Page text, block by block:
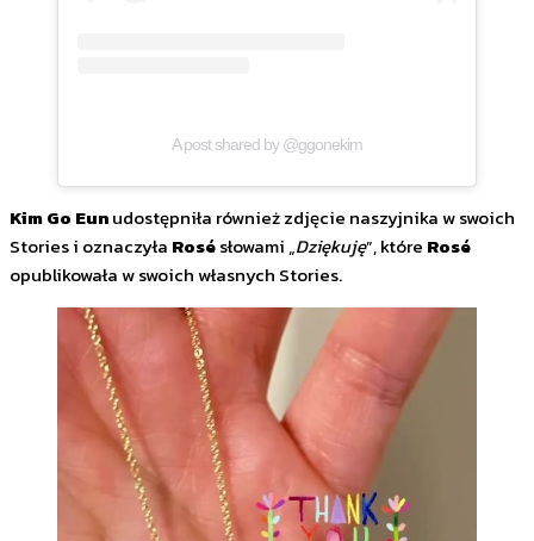
A post shared by @ggonekim
Kim Go Eunudostępniła również zdjęcie naszyjnika w swoich
Stories i oznaczyła Rosésłowami „Dziękuję”, które Rosé
opublikowała w swoich własnych Stories.